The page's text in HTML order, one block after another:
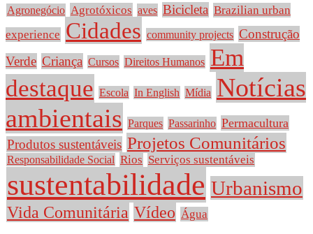
Agronegócio Agrotóxicos aves Bicicleta Brazilian urban
experience Cidades community projects Construção
Verde Criança Cursos Direitos Humanos Em
destaque Escola In English Mídia Notícias
ambientais Parques Passarinho Permacultura
Produtos sustentáveis Projetos Comunitários
Responsabilidade Social Rios Serviços sustentáveis
sustentabilidade Urbanismo
Vida Comunitária Vídeo Água